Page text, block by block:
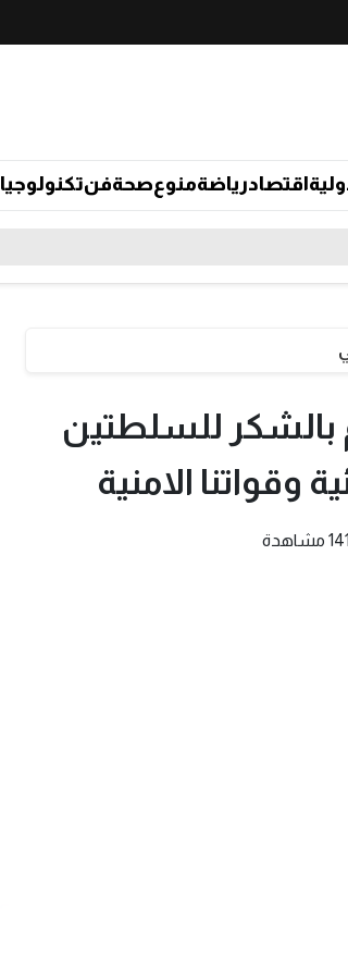
اقتصادرياضةمنوعصحةفنتكنولوجيا
بالشكر للسلطتين
وقواتنا الامنية